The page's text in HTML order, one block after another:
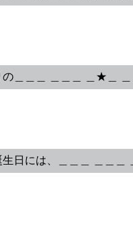
＿＿＿ ＿＿＿ ＿★＿ ＿
日には、＿＿＿ ＿＿＿